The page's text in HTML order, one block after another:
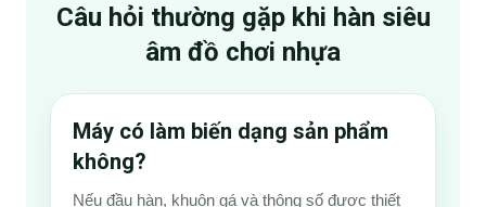
Câu hỏi thường gặp khi hàn siêu
âm đồ chơi nhựa
Máy có làm biến dạng sản phẩm
không?
Nếu đầu hàn, khuôn gá và thông số được thiết